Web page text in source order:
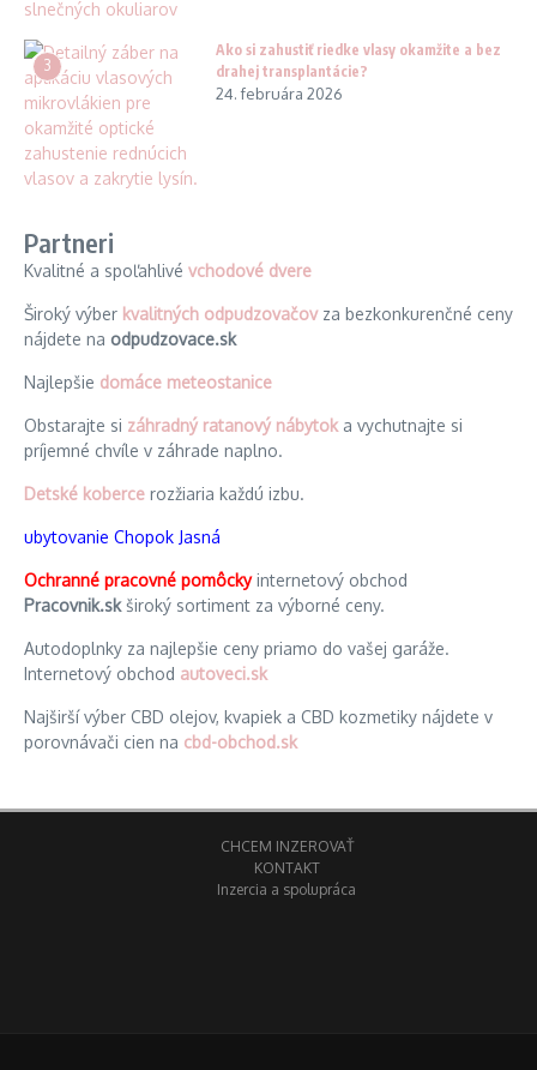
3
Ako si zahustiť riedke vlasy okamžite a bez
drahej transplantácie?
24. februára 2026
Partneri
Kvalitné a spoľahlivé vchodové dvere
Široký výber kvalitných odpudzovačovza bezkonkurenčné ceny
nájdete na odpudzovace.sk
Najlepšie domáce meteostanice
Obstarajte si záhradný ratanový nábytok a vychutnajte si
príjemné chvíle v záhrade naplno.
Detské koberce rozžiaria každú izbu.
ubytovanie Chopok Jasná
Ochranné pracovné pomôckyinternetový obchod
Pracovnik.skširoký sortiment za výborné ceny.
Autodoplnky za najlepšie ceny priamo do vašej garáže.
Internetový obchod autoveci.sk
Najširší výber CBD olejov, kvapiek a CBD kozmetiky nájdete v
porovnávači cien na cbd-obchod.sk
CHCEM INZEROVAŤ
KONTAKT
Inzercia a spolupráca